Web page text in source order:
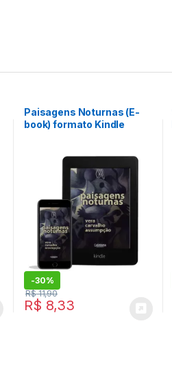
Paisagens Noturnas (E-
book) formato Kindle
-30%
R$ 8,33
R$11,90